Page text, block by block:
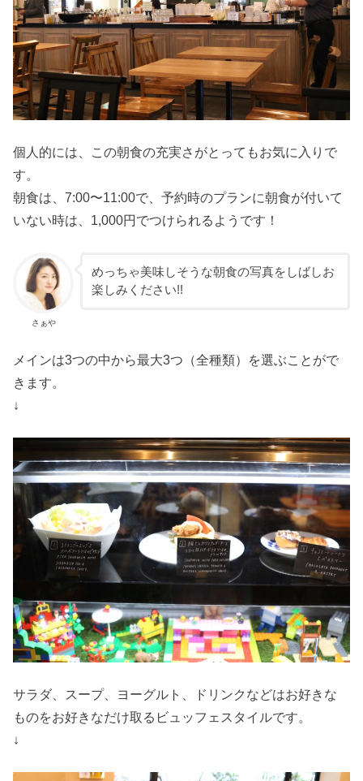
個人的には、この朝食の充実さがとってもお気に入りで
す。
朝食は、7:00〜11:00で、予約時のプランに朝食が付いて
いない時は、1,000円でつけられるようです！
さぁや
めっちゃ美味しそうな朝食の写真をしばしお
楽しみください!!
メインは3つの中から最大3つ（全種類）を選ぶことがで
きます。
↓
サラダ、スープ、ヨーグルト、ドリンクなどはお好きな
ものをお好きなだけ取るビュッフェスタイルです。
↓